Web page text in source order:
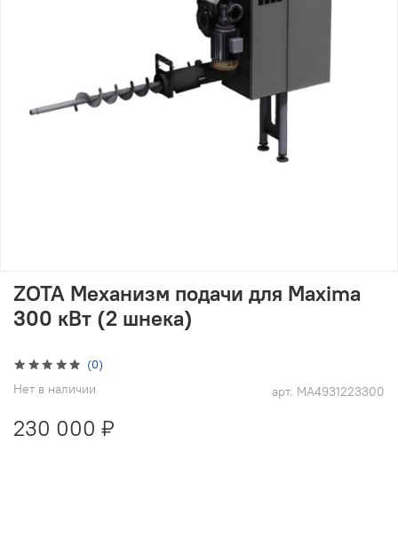
(0)
арт. MA4931223300
Нет в наличии
ZOTA Механизм подачи для Maxima
300 кВт (2 шнека)
230 000 ₽